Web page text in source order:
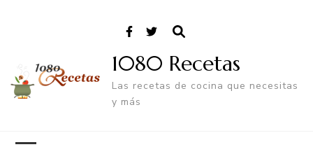
1080 Recetas
Las recetas de cocina que necesitas
y más